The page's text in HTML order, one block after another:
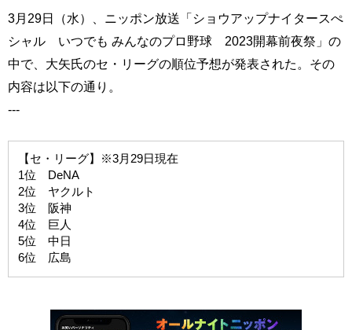
3月29日（水）、ニッポン放送「ショウアップナイタースぺ
シャル いつでも みんなのプロ野球 2023開幕前夜祭」の
中で、大矢氏のセ・リーグの順位予想が発表された。その
内容は以下の通り。
---
【セ・リーグ】※3月29日現在
1位 DeNA
2位 ヤクルト
3位 阪神
4位 巨人
5位 中日
6位 広島